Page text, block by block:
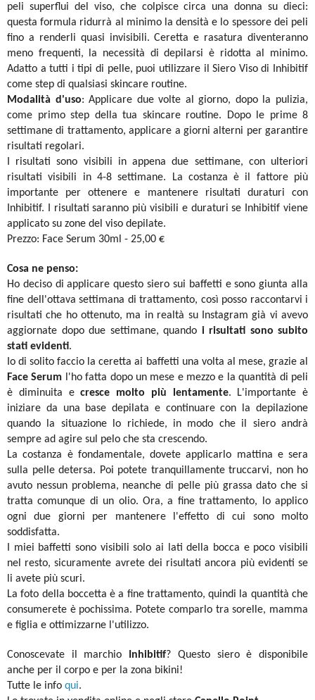
peli superflui del viso, che colpisce circa una donna su dieci:
questa formula ridurrà al minimo la densità e lo spessore dei peli
fino a renderli quasi invisibili. Ceretta e rasatura diventeranno
meno frequenti, la necessità di depilarsi è ridotta al minimo.
Adatto a tutti i tipi di pelle, puoi utilizzare il Siero Viso di Inhibitif
come step di qualsiasi skincare routine.
Modalità d'uso: Applicare due volte al giorno, dopo la pulizia,
come primo step della tua skincare routine. Dopo le prime 8
settimane di trattamento, applicare a giorni alterni per garantire
risultati regolari.
I risultati sono visibili in appena due settimane, con ulteriori
risultati visibili in 4-8 settimane. La costanza è il fattore più
importante per ottenere e mantenere risultati duraturi con
Inhibitif. I risultati saranno più visibili e duraturi se Inhibitif viene
applicato su zone del viso depilate.
Prezzo: Face Serum 30ml - 25,00 €
Cosa ne penso:
Ho deciso di applicare questo siero sui baffetti e sono giunta alla
fine dell'ottava settimana di trattamento, così posso raccontarvi i
risultati che ho ottenuto, ma in realtà su Instagram già vi avevo
aggiornate dopo due settimane, quando i risultati sono subito
stati evidenti.
Io di solito faccio la ceretta ai baffetti una volta al mese, grazie al
Face Serum l'ho fatta dopo un mese e mezzo e la quantità di peli
è diminuita ecresce molto più lentamente. L'importante è
iniziare da una base depilata e continuare con la depilazione
quando la situazione lo richiede, in modo che il siero andrà
sempre ad agire sul pelo che sta crescendo.
La costanza è fondamentale, dovete applicarlo mattina e sera
sulla pelle detersa. Poi potete tranquillamente truccarvi, non ho
avuto nessun problema, neanche di pelle più grassa dato che si
tratta comunque di un olio. Ora, a fine trattamento, lo applico
ogni due giorni per mantenere l'effetto di cui sono molto
soddisfatta.
I miei baffetti sono visibili solo ai lati della bocca e poco visibili
nel resto, sicuramente avrete dei risultati ancora più evidenti se
li avete più scuri.
La foto della boccetta è a fine trattamento, quindi la quantità che
consumerete è pochissima. Potete comparlo tra sorelle, mamma
e figlia e ottimizzarne l'utilizzo.
Conoscevate il marchio Inhibitif? Questo siero è disponibile
anche per il corpo e per la zona bikini!
Tutte le info qui.